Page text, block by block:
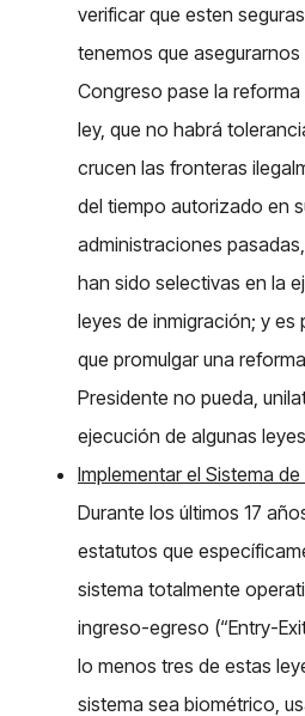
verificar que esten
tenemos que
Congreso pase la
ley, que no habrá
crucen las fronteras
del tiempo autorizado en
administraciones
han sido selectivas en la
leyes de inmigración; y es
que promulgar una
Presidente no pueda,
ejecución de algunas
Implementar el Sistema de
Durante los últimos 17
estatutos que
sistema totalmente
ingreso-egreso (“Entry-
lo menos tres de estas
sistema sea biométrico,